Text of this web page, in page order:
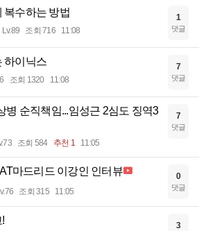
복수하는 방법
Lv.89 조회 716 11:08
1
댓글
하이닉스
조회 1320 11:08
7
댓글
병 순직책임...임성근 2심도 징역3
조회 584 추천 1 11:05
7
댓글
마드리드 이강인 인터뷰
조회 315 11:05
0
댓글
3